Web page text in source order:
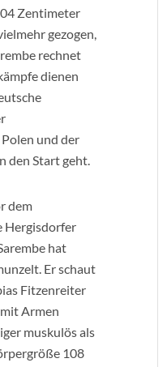
Zentimeter
gezogen,
rechnet
dienen
und der
den Start geht.
dem
Hergisdorfer
hat
Er schaut
Fitzenreiter
Armen
muskulös als
108